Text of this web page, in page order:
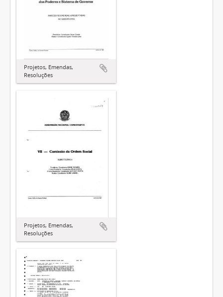
Projetos, Emendas,
Resoluções
Projetos, Emendas,
Resoluções